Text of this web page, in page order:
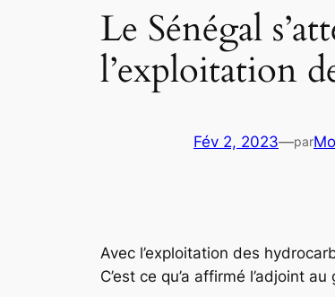
Le Sénégal
l’exploitation
Fév 2, 2023—par
Avec l’exploitation des
C’est ce qu’a affirmé l’adjoint